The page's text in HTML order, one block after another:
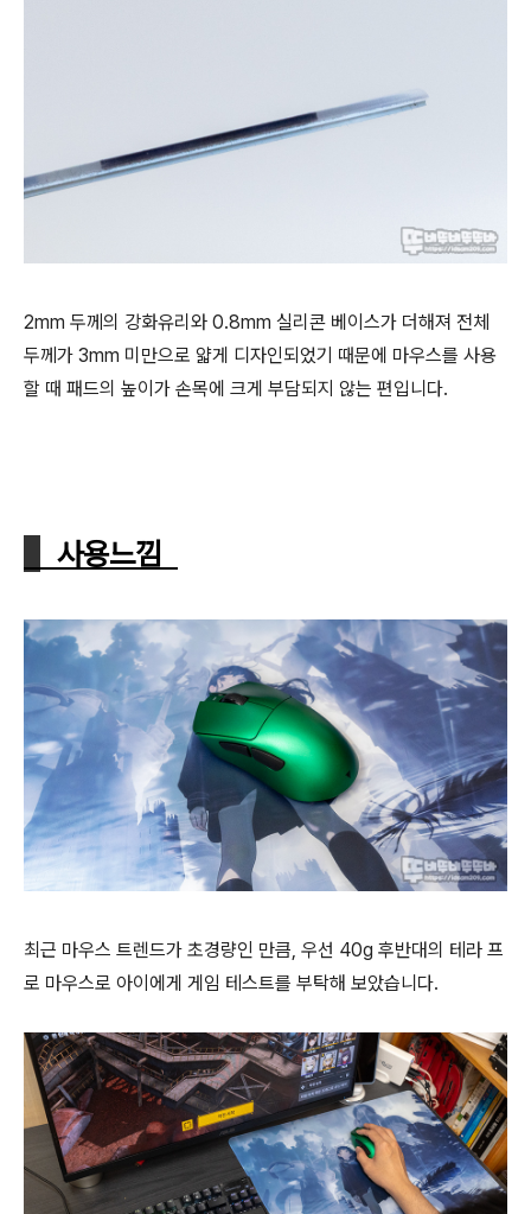
2mm 두께의 강화유리와 0.8mm 실리콘 베이스가 더해져 전체
두께가 3mm 미만으로 얇게 디자인되었기 때문에 마우스를 사용
할 때 패드의 높이가 손목에 크게 부담되지 않는 편입니다.
사용느낌
최근 마우스 트렌드가 초경량인 만큼, 우선 40g 후반대의 테라 프
로 마우스로 아이에게 게임 테스트를 부탁해 보았습니다.